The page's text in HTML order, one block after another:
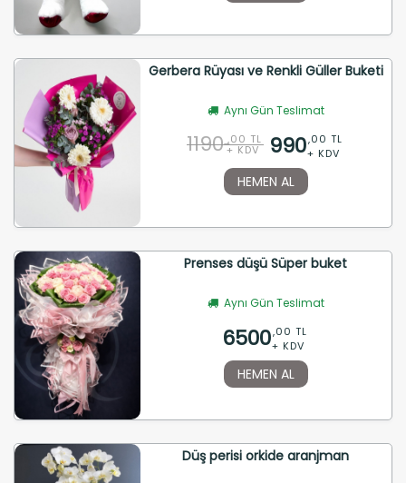
Gerbera Rüyası ve Renkli Güller Buketi
Aynı Gün Teslimat
1190 ,00 TL
+ KDV 990,00 TL
+ KDV
HEMEN AL
Prenses düşü Süper buket
Aynı Gün Teslimat
6500,00 TL
+ KDV
HEMEN AL
Düş perisi orkide aranjman